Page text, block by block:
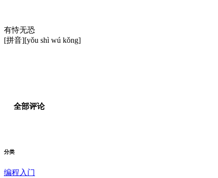
有恃无恐
[拼音][yǒu shì wú kǒng]
全部评论
分类
编程入门